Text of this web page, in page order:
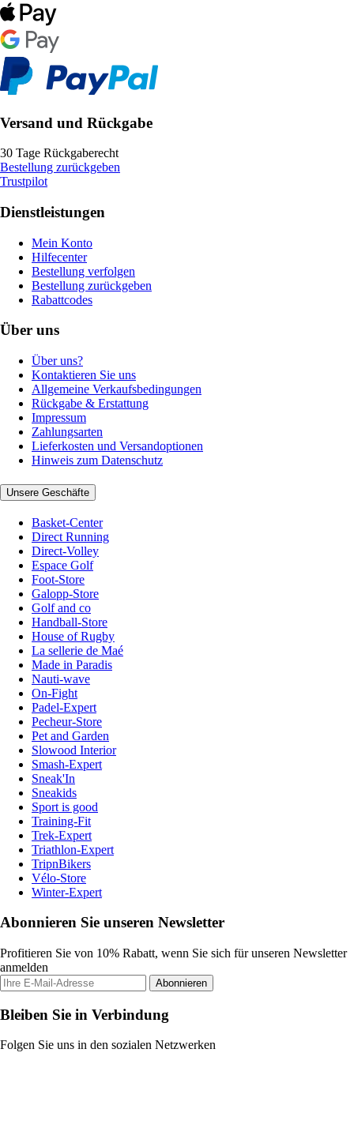
Versand und Rückgabe
30 Tage Rückgaberecht
Bestellung zurückgeben
Trustpilot
Dienstleistungen
Mein Konto
Hilfecenter
Bestellung verfolgen
Bestellung zurückgeben
Rabattcodes
Über uns
Über uns?
Kontaktieren Sie uns
Allgemeine Verkaufsbedingungen
Rückgabe & Erstattung
Impressum
Zahlungsarten
Lieferkosten und Versandoptionen
Hinweis zum Datenschutz
Unsere Geschäfte
Basket-Center
Direct Running
Direct-Volley
Espace Golf
Foot-Store
Galopp-Store
Golf and co
Handball-Store
House of Rugby
La sellerie de Maé
Made in Paradis
Nauti-wave
On-Fight
Padel-Expert
Pecheur-Store
Pet and Garden
Slowood Interior
Smash-Expert
Sneak'In
Sneakids
Sport is good
Training-Fit
Trek-Expert
Triathlon-Expert
TripnBikers
Vélo-Store
Winter-Expert
Abonnieren Sie unseren Newsletter
Profitieren Sie von 10% Rabatt, wenn Sie sich für unseren Newsletter
anmelden
Abonnieren
Bleiben Sie in Verbindung
Folgen Sie uns in den sozialen Netzwerken